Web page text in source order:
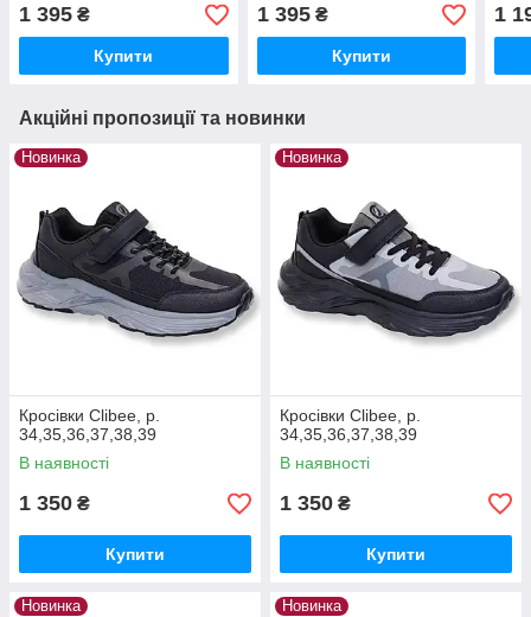
1 395 ₴
Купити
1 395₴
Купити
1
Акційні пропозиції та новинки
Новинка
Кросівки Clibee, р.
34,35,36,37,38,39
В наявності
1 350 ₴
Купити
Новинка
Кросівки Clibee, р.
34,35,36,37,38,39
В наявності
1 350 ₴
Купити
Новинка Новинка